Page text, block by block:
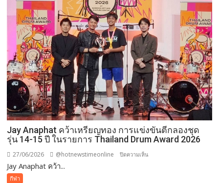
ห้องเรียน
เพื่อ
พัฒนา
เด็ก
ใน
เรียน
เพื่อ
อนาคต
Jay Anaphat คว้าเหรียญทอง การแข่งขันตีกลองชุด
รุ่น 14-15 ปี ในรายการ Thailand Drum Award 2026
27/06/2026 @hotnewstimeonline ปิดความเห็น
Jay Anaphat คว้า...
กีฬา